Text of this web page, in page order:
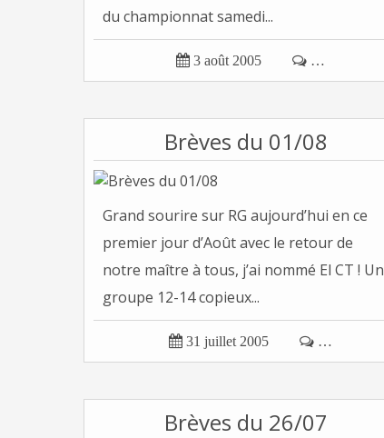
du championnat samedi...
 3 août 2005  …
Brèves du 01/08
Grand sourire sur RG aujourd’hui en ce
premier jour d’Août avec le retour de
notre maître à tous, j’ai nommé El CT ! Un
groupe 12-14 copieux...
 31 juillet 2005  …
Brèves du 26/07